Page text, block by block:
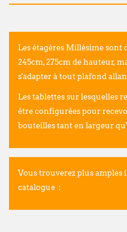
Les étagères Millésime sont
245cm, 275cm de hauteur,
s'adapter à tout plafond
Les tablettes sur lesquelles
être configurées pour
bouteilles tant en largeur
Vous trouverez plus amples
catalogue :